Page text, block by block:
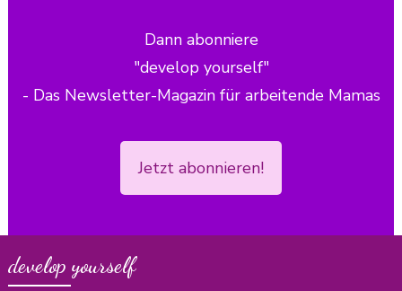
Dann abonniere
"develop yourself"
- Das Newsletter-Magazin für arbeitende Mamas
Jetzt abonnieren!
develop yourself